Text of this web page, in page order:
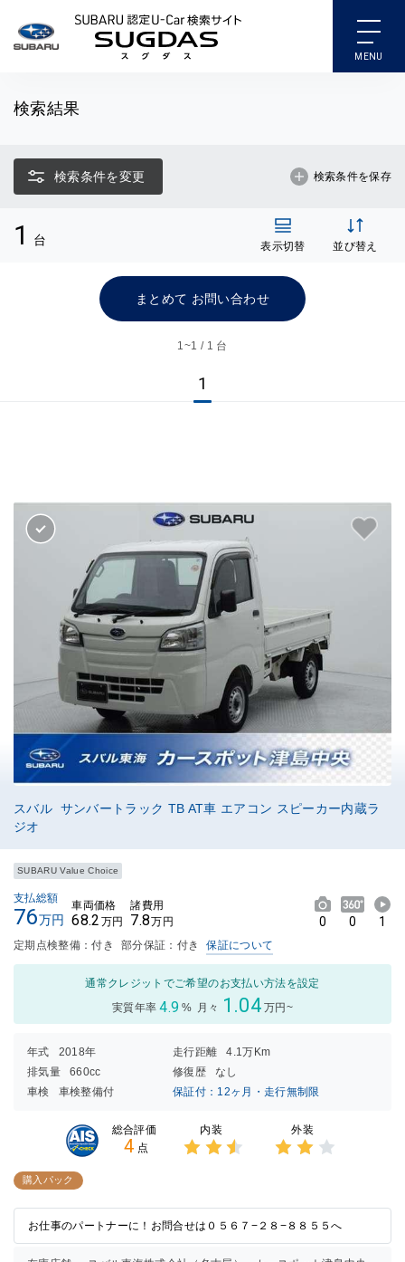
SUBARU 認定U-Car検索
検索結果
検索条件を変更 検索条件を保存
1 台 表示切替 並び替え
まとめて お問い合わせ
1~1 / 1 台
1
スバル サンバートラック TB AT車 エアコン スピーカー内蔵ラ
ジオ
SUBARU Value Choice
支払総額
76万円
車両価格
68.2 万円
諸費用
7.8万円 0 0 1
定期点検整備：付き 部分保証：付き 保証について
通常クレジットでご希望のお支払い方法を設定
実質年率 4.9 % 月々 1.04 万円~
年式 2018年 走行距離
4.1万Km
排気量
660cc 修復歴
なし
車検
車検整備付 保証付：12ヶ月・走行無制限
総合評価
4 点
内装 外装
購入パック
お仕事のパートナーに！お問合せは０５６７−２８−８８５５へ